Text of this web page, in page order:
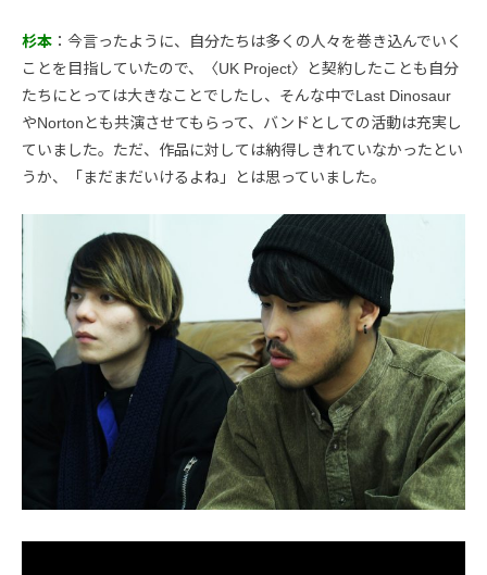
杉本 ：今言ったように、自分たちは多くの人々を巻き込んでいく
ことを目指していたので、〈UK Project〉と契約したことも自分
たちにとっては大きなことでしたし、そんな中でLast Dinosaur
やNortonとも共演させてもらって、バンドとしての活動は充実し
ていました。ただ、作品に対しては納得しきれていなかったとい
うか、「まだまだいけるよね」とは思っていました。